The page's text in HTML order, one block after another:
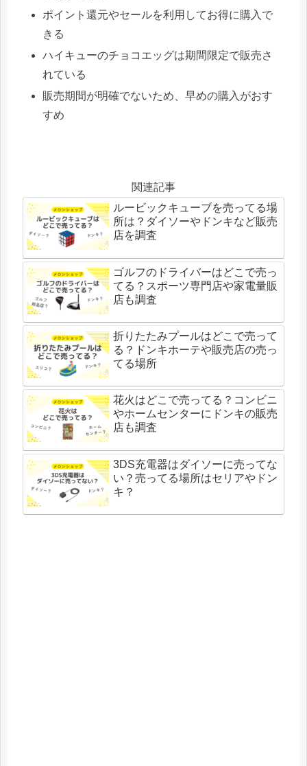
ポイント還元やセールを利用してお得に購入で
きる
ハイキューのチョコエッグは期間限定で販売さ
れている
販売期間が明確でないため、早めの購入がおす
すめ
関連記事
ルービックキューブを売ってる場
所は？ダイソーやドンキなど販売
店を調査
ゴルフのドライバーはどこで売っ
てる？スポーツ専門店や家電量販
店も調査
折りたたみプールはどこで売って
る？ドンキホーテや販売店の売っ
てる場所
花火はどこで売ってる？コンビニ
やホームセンターにドンキの販売
店も調査
3DS充電器はダイソーに売ってな
い？売ってる場所はセリアやドン
キ？